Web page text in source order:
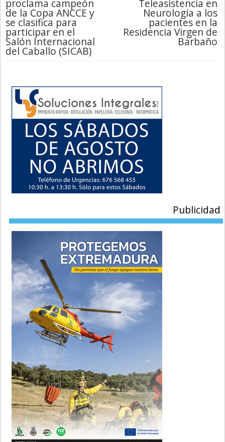
proclama campeón
de la Copa ANCCE y
se clasifica para
participar en el
Salón Internacional
del Caballo (SICAB)
Teleasistencia en
Neurología a los
pacientes en la
Residencia Virgen de
Barbaño
Publicidad